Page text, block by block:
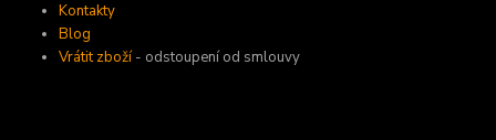
Kontakty
Blog
Vrátit zboží- odstoupení od smlouvy